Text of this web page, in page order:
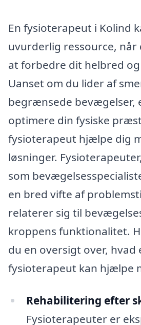
En fysioterapeut i Kolind
uvurderlig ressource,
at forbedre dit helbred
Uanset om du lider af
begrænsede bevægelser,
optimere din fysiske
fysioterapeut hjælpe dig
løsninger.
som
en bred vifte af
relaterer sig til
kroppens funktionalitet.
du en oversigt over, hvad
fysioterapeut kan hjælpe
Rehabilitering efter
Fysioterapeuter er